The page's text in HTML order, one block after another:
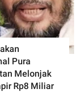
Pura
Melonjak
Rp8 Miliar